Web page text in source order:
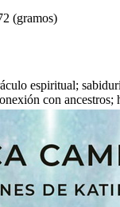
(gramos)
espiritual;
con ancestros;